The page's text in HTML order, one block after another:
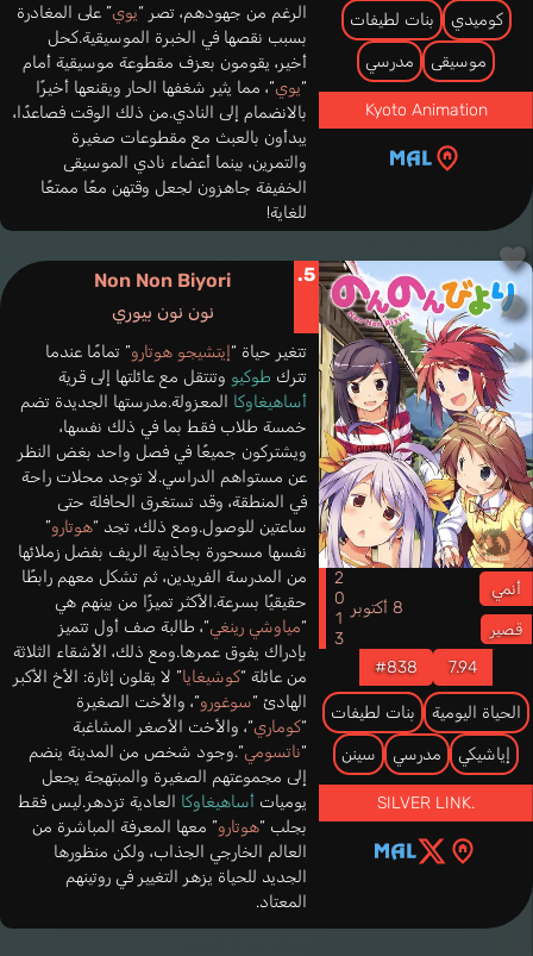
كوميدي بنات لطيفات
موسيقى مدرسي
Kyoto Animation
الرغم من جهودهم، تصر “يوي” على المغادرة
بسبب نقصها في الخبرة الموسيقية.كحل
أخير، يقومون بعزف مقطوعة موسيقية أمام
“يوي“، مما يثير شغفها الحار ويقنعها أخيرًا
بالانضمام إلى النادي.من ذلك الوقت فصاعدًا،
يبدأون بالعبث مع مقطوعات صغيرة
والتمرين، بينما أعضاء نادي الموسيقى
الخفيفة جاهزون لجعل وقتهن معًا ممتعًا
للغاية!
5.
Non Non Biyori
نون نون بيوري
أنمي
قصير
8 أكتوبر 2013
7.94
#838
الحياة اليومية بنات لطيفات
إياشيكي مدرسي سينن
SILVER LINK.
تتغير حياة “إيتشيجو هوتارو” تمامًا عندما
تترك طوكيو وتنتقل مع عائلتها إلى قرية
أساهيغاوكا المعزولة.مدرستها الجديدة تضم
خمسة طلاب فقط بما في ذلك نفسها،
ويشتركون جميعًا في فصل واحد بغض النظر
عن مستواهم الدراسي.لا توجد محلات راحة
في المنطقة، وقد تستغرق الحافلة حتى
ساعتين للوصول.ومع ذلك، تجد “هوتارو”
نفسها مسحورة بجاذبية الريف بفضل زملائها
من المدرسة الفريدين، ثم تشكل معهم رابطًا
حقيقيًا بسرعة.الأكثر تميزًا من بينهم هي
“مياوشي رينغي“، طالبة صف أول تتميز
بإدراك يفوق عمرها.ومع ذلك، الأشقاء الثلاثة
من عائلة “كوشيغايا” لا يقلون إثارة: الأخ الأكبر
الهادئ “سوغورو“، والأخت الصغيرة
“كوماري“، والأخت الأصغر المشاغبة
“ناتسومي“.وجود شخص من المدينة ينضم
إلى مجموعتهم الصغيرة والمبتهجة يجعل
يوميات أساهيغاوكا العادية تزدهر.ليس فقط
بجلب “هوتارو” معها المعرفة المباشرة من
العالم الخارجي الجذاب، ولكن منظورها
الجديد للحياة يزهر التغيير في روتينهم
المعتاد.